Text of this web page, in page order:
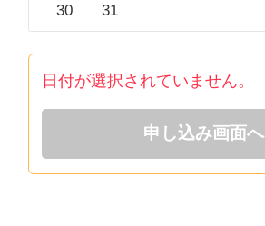
30 31
日付が選択されていません。
申し込み画面へ